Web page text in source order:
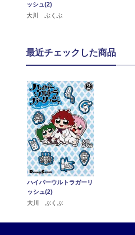
ッシュ(2)
大川 ぶくぶ
最近チェックした商品
ハイパーウルトラガーリ
ッシュ(2)
大川 ぶくぶ